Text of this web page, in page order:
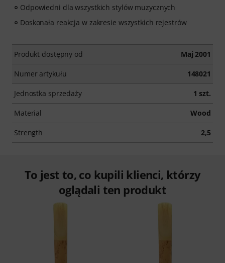
Odpowiedni dla wszystkich stylów muzycznych
Doskonała reakcja w zakresie wszystkich rejestrów
Produkt dostępny od Maj 2001
Numer artykułu 148021
Jednostka sprzedaży 1 szt.
Material Wood
Strength 2,5
To jest to, co kupili klienci, którzy
oglądali ten produkt